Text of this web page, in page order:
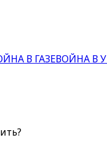
В ГАЗЕВОЙНА В